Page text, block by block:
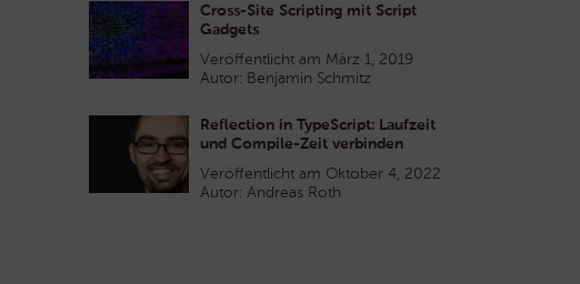
Cross-Site Scripting mit Script
Gadgets
Veröffentlicht am März 1, 2019
Autor: Benjamin Schmitz
Reflection in TypeScript: Laufzeit
und Compile-Zeit verbinden
Veröffentlicht am Oktober 4, 2022
Autor: Andreas Roth